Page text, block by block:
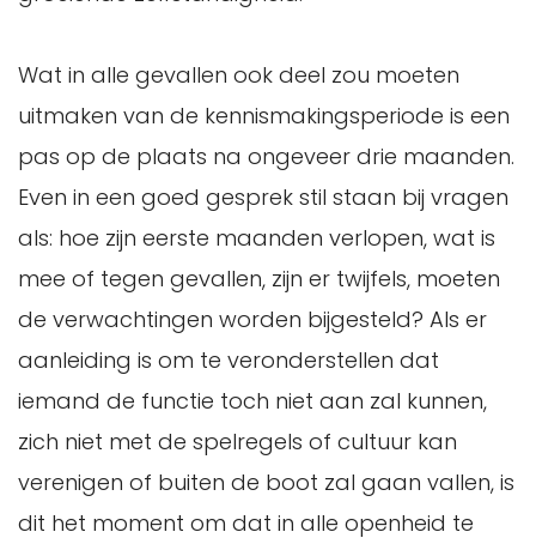
Wat in alle gevallen ook deel zou moeten
uitmaken van de kennismakingsperiode is een
pas op de plaats na ongeveer drie maanden.
Even in een goed gesprek stil staan bij vragen
als: hoe zijn eerste maanden verlopen, wat is
mee of tegen gevallen, zijn er twijfels, moeten
de verwachtingen worden bijgesteld? Als er
aanleiding is om te veronderstellen dat
iemand de functie toch niet aan zal kunnen,
zich niet met de spelregels of cultuur kan
verenigen of buiten de boot zal gaan vallen, is
dit het moment om dat in alle openheid te